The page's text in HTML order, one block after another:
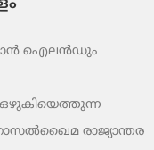
ഐലൻഡും
ഒഴുകിയെത്തുന്ന
രാജ്യാന്തര